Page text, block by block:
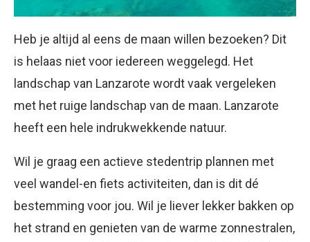
Heb je altijd al eens de maan willen bezoeken? Dit
is helaas niet voor iedereen weggelegd. Het
landschap van Lanzarote wordt vaak vergeleken
met het ruige landschap van de maan. Lanzarote
heeft een hele indrukwekkende natuur.
Wil je graag een actieve stedentrip plannen met
veel wandel-en fiets activiteiten, dan is dit dé
bestemming voor jou. Wil je liever lekker bakken op
het strand en genieten van de warme zonnestralen,